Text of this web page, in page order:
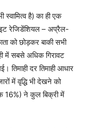
है) का ही एक
रेजिडेंशियल – अप्रैल-
को छोड़कर बाकी सभी
में सबसे अधिक गिरावट
दर तिमाही आधार
में वृद्धि भी देखने को
16%) ने कुल बिक्री में